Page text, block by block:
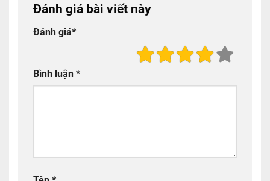
Đánh giá bài viết này
Đánh giá*
Bình luận *